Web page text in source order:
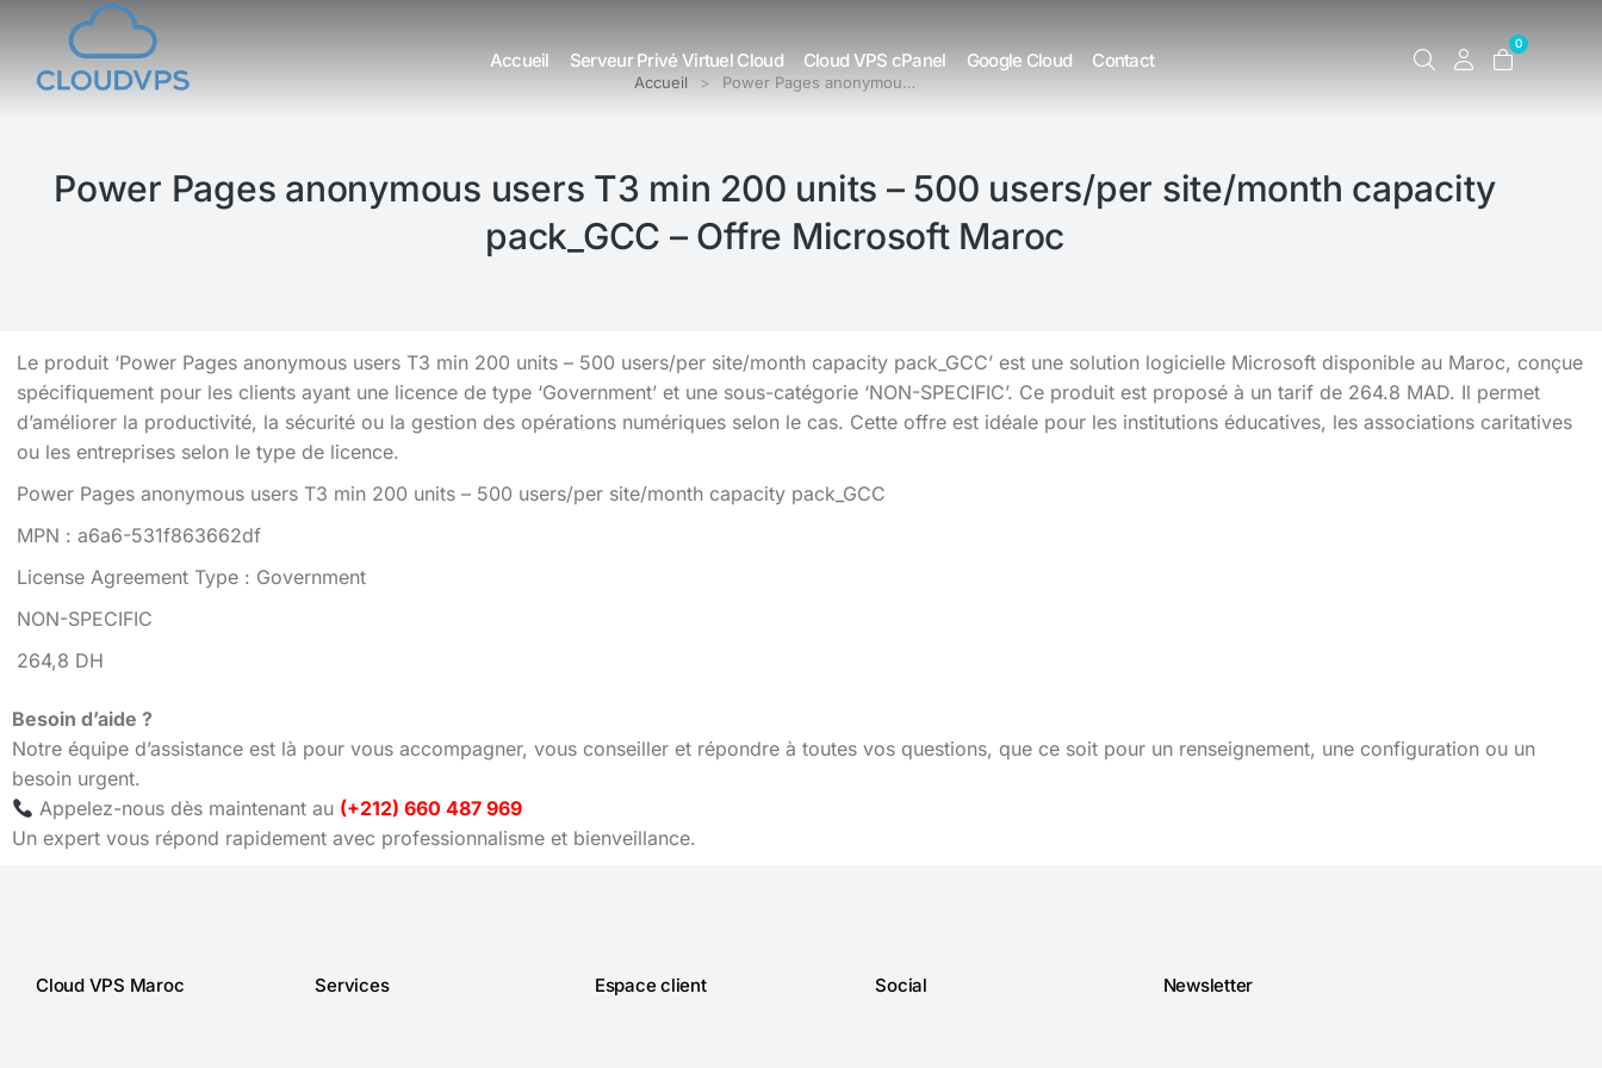
Accueil Serveur Privé Virtuel Cloud Cloud VPS cPanel Google Cloud Contact
0
Vous êtes ici : Accueil Power Pages anonymou…
Power Pages anonymous users T3 min 200 units – 500 users/per site/month capacity
pack_GCC – Offre Microsoft Maroc
Le produit ‘Power Pages anonymous users T3 min 200 units – 500 users/per site/month capacity pack_GCC’ est une solution logicielle Microsoft disponible au Maroc, conçue
spécifiquement pour les clients ayant une licence de type ‘Government’ et une sous-catégorie ‘NON-SPECIFIC’. Ce produit est proposé à un tarif de 264.8 MAD. Il permet
d’améliorer la productivité, la sécurité ou la gestion des opérations numériques selon le cas. Cette offre est idéale pour les institutions éducatives, les associations caritatives
ou les entreprises selon le type de licence.
Power Pages anonymous users T3 min 200 units – 500 users/per site/month capacity pack_GCC
MPN : a6a6-531f863662df
License Agreement Type : Government
NON-SPECIFIC
264,8 DH
Besoin d’aide ?
Notre équipe d’assistance est là pour vous accompagner, vous conseiller et répondre à toutes vos questions, que ce soit pour un renseignement, une configuration ou un
besoin urgent.
Appelez-nous dès maintenant au (+212) 660 487 969
Un expert vous répond rapidement avec professionnalisme et bienveillance.
Cloud VPS Maroc Services Espace client Social Newsletter